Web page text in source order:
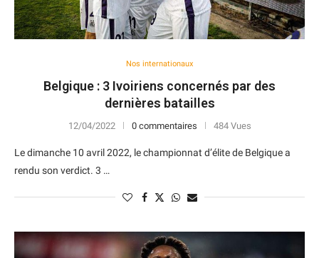
Nos internationaux
Belgique : 3 Ivoiriens concernés par des
dernières batailles
12/04/2022 0 commentaires 484 Vues
Le dimanche 10 avril 2022, le championnat d’élite de Belgique a
rendu son verdict. 3 …